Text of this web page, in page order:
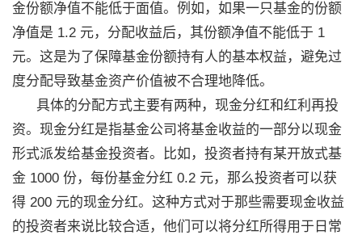
金份额净值不能低于面值。例如，如果一只基金的份额
净值是 1.2 元，分配收益后，其份额净值不能低于 1
元。这是为了保障基金份额持有人的基本权益，避免过
度分配导致基金资产价值被不合理地降低。
具体的分配方式主要有两种，现金分红和红利再投
资。现金分红是指基金公司将基金收益的一部分以现金
形式派发给基金投资者。比如，投资者持有某开放式基
金 1000 份，每份基金分红 0.2 元，那么投资者可以获
得 200 元的现金分红。这种方式对于那些需要现金收益
的投资者来说比较合适，他们可以将分红所得用于日常